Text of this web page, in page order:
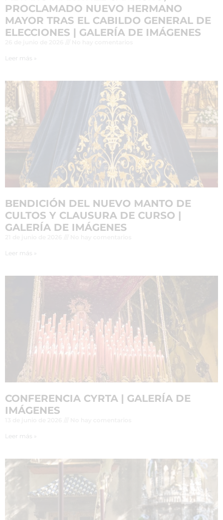
PROCLAMADO NUEVO HERMANO
MAYOR TRAS EL CABILDO GENERAL DE
ELECCIONES | GALERÍA DE IMÁGENES
Leer más »
BENDICIÓN DEL NUEVO MANTO DE
CULTOS Y CLAUSURA DE CURSO |
GALERÍA DE IMÁGENES
Leer más »
CONFERENCIA CYRTA | GALERÍA DE
IMÁGENES
Leer más »